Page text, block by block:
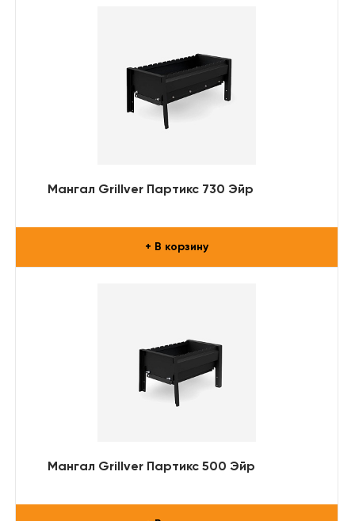
Мангал Grillver Партикс 730 Эйр
+ В корзину
Мангал Grillver Партикс 500 Эйр